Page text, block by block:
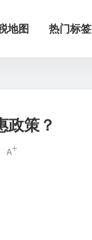
地图 热门标签
政策？